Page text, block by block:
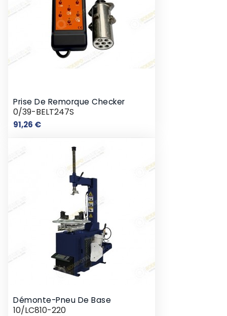
Prise De Remorque Checker
0/39-BELT247S
91,26 €Prix
Démonte-Pneu De Base
10/LC810-220